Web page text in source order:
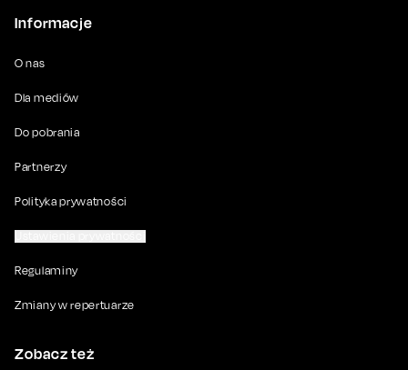
Informacje
O nas
Dla mediów
Do pobrania
Partnerzy
Polityka prywatności
Regulaminy
Zmiany w repertuarze
Zobacz też